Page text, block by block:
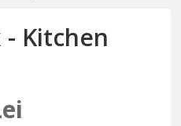
Kitchen